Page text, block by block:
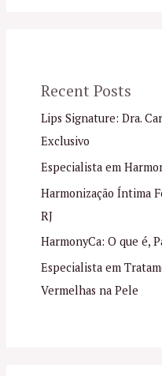
Recent Posts
Lips Signature: Dra.
Exclusivo
Especialista em
Harmonização Íntima
RJ
HarmonyCa: O que é,
Especialista em
Vermelhas na Pele